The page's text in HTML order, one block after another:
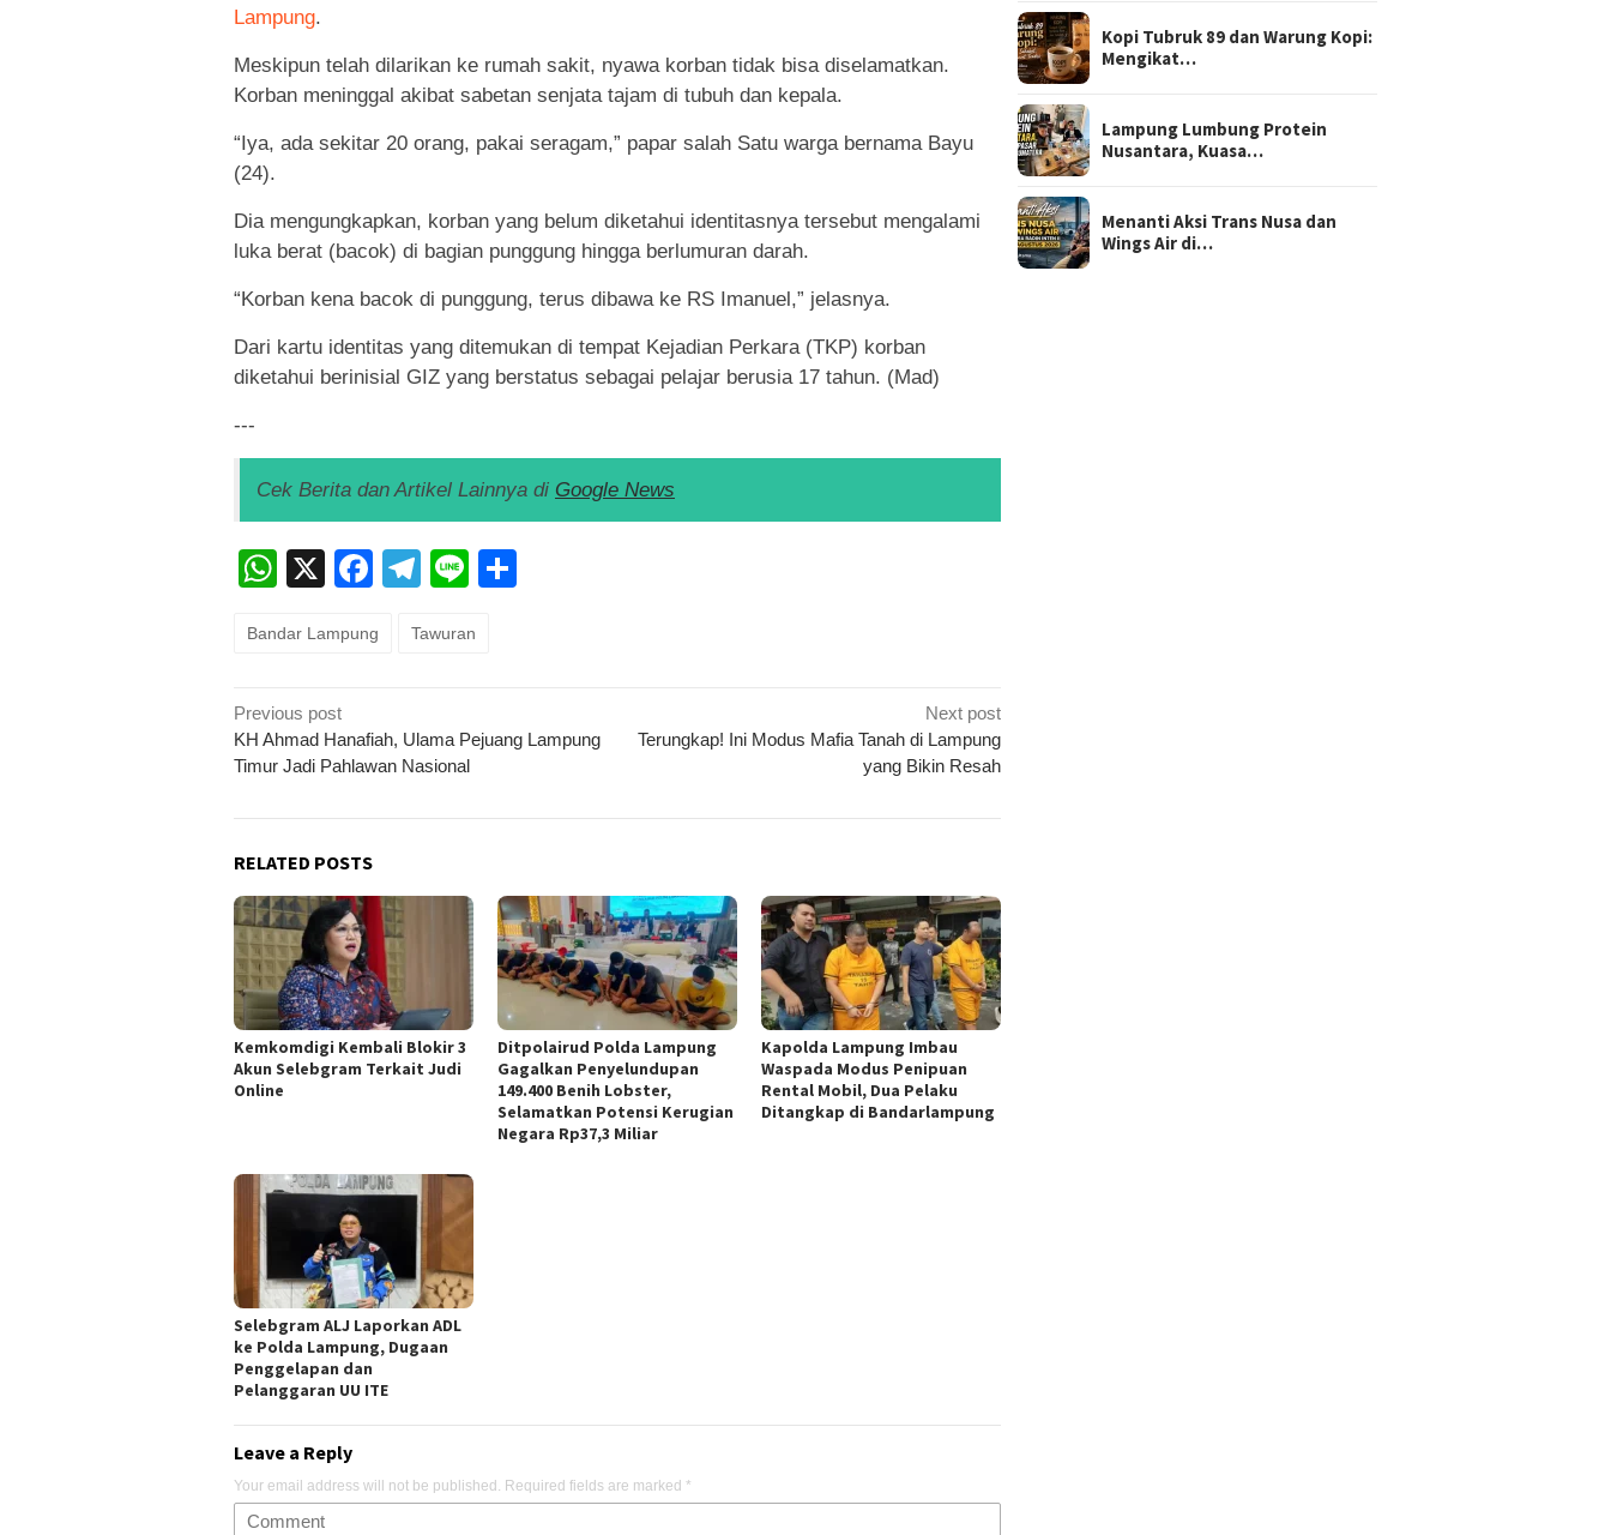
Lampung.
Meskipun telah dilarikan ke rumah sakit, nyawa korban tidak bisa diselamatkan.
Korban meninggal akibat sabetan senjata tajam di tubuh dan kepala.
“Iya, ada sekitar 20 orang, pakai seragam,” papar salah Satu warga bernama Bayu
(24).
Dia mengungkapkan, korban yang belum diketahui identitasnya tersebut mengalami
luka berat (bacok) di bagian punggung hingga berlumuran darah.
“Korban kena bacok di punggung, terus dibawa ke RS Imanuel,” jelasnya.
Dari kartu identitas yang ditemukan di tempat Kejadian Perkara (TKP) korban
diketahui berinisial GIZ yang berstatus sebagai pelajar berusia 17 tahun. (Mad)
---
Cek Berita dan Artikel Lainnya di Google News
WhatsApp
X Facebook
Telegram
Line
Bandar Lampung Tawuran
Post
navigation
Previous post
KH Ahmad Hanafiah, Ulama Pejuang Lampung
Timur Jadi Pahlawan Nasional
Next post
Terungkap! Ini Modus Mafia Tanah di Lampung
yang Bikin Resah
RELATED POSTS
Kemkomdigi Kembali Blokir 3
Akun Selebgram Terkait Judi
Online
Ditpolairud Polda Lampung
Gagalkan Penyelundupan
149.400 Benih Lobster,
Selamatkan Potensi Kerugian
Negara Rp37,3 Miliar
Kapolda Lampung Imbau
Waspada Modus Penipuan
Rental Mobil, Dua Pelaku
Ditangkap di Bandarlampung
Selebgram ALJ Laporkan ADL
ke Polda Lampung, Dugaan
Penggelapan dan
Pelanggaran UU ITE
Leave a Reply
Your email address will not be published. Required fields are marked *
Kopi Tubruk 89 dan Warung Kopi:
Mengikat…
Lampung Lumbung Protein
Nusantara, Kuasa…
Menanti Aksi Trans Nusa dan
Wings Air di…